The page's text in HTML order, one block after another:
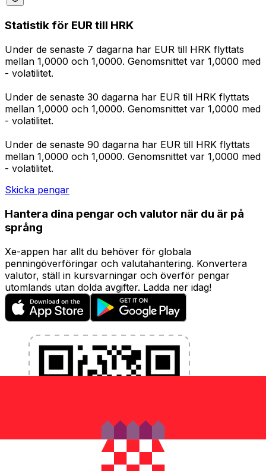
Statistik för EUR till HRK
Under de senaste 7 dagarna har EUR till HRK flyttats
mellan 1,0000 och 1,0000. Genomsnittet var 1,0000 med
- volatilitet.
Under de senaste 30 dagarna har EUR till HRK flyttats
mellan 1,0000 och 1,0000. Genomsnittet var 1,0000 med
- volatilitet.
Under de senaste 90 dagarna har EUR till HRK flyttats
mellan 1,0000 och 1,0000. Genomsnittet var 1,0000 med
- volatilitet.
Skicka pengar
Hantera dina pengar och valutor när du är på
språng
Xe-appen har allt du behöver för globala
penningöverföringar och valutahantering. Konvertera
valutor, ställ in kursvarningar och överför pengar
utomlands utan dolda avgifter. Ladda ner idag!